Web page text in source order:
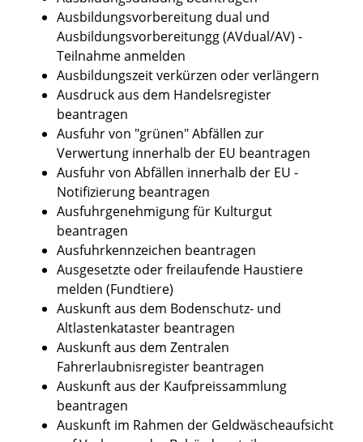
Ausbildungsvorbereitung dual und
Ausbildungsvorbereitungg (AVdual/AV) -
Teilnahme anmelden
Ausbildungszeit verkürzen oder verlängern
Ausdruck aus dem Handelsregister
beantragen
Ausfuhr von "grünen" Abfällen zur
Verwertung innerhalb der EU beantragen
Ausfuhr von Abfällen innerhalb der EU -
Notifizierung beantragen
Ausfuhrgenehmigung für Kulturgut
beantragen
Ausfuhrkennzeichen beantragen
Ausgesetzte oder freilaufende Haustiere
melden (Fundtiere)
Auskunft aus dem Bodenschutz- und
Altlastenkataster beantragen
Auskunft aus dem Zentralen
Fahrerlaubnisregister beantragen
Auskunft aus der Kaufpreissammlung
beantragen
Auskunft im Rahmen der Geldwäscheaufsicht